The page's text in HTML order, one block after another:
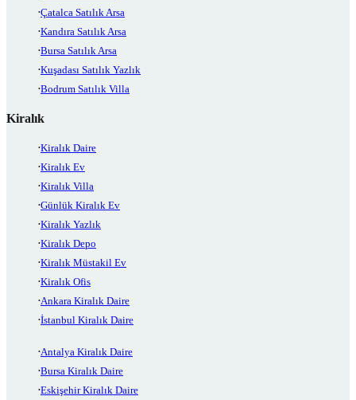
Çatalca Satılık Arsa
Kandıra Satılık Arsa
Bursa Satılık Arsa
Kuşadası Satılık Yazlık
Bodrum Satılık Villa
Kiralık
Kiralık Daire
Kiralık Ev
Kiralık Villa
Günlük Kiralık Ev
Kiralık Yazlık
Kiralık Depo
Kiralık Müstakil Ev
Kiralık Ofis
Ankara Kiralık Daire
İstanbul Kiralık Daire
Antalya Kiralık Daire
Bursa Kiralık Daire
Eskişehir Kiralık Daire